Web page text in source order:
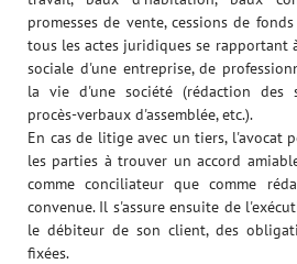
promesses de vente, cessions de
tous les actes juridiques se rapportant
sociale d'une entreprise, de
la vie d'une société (rédaction des
procès-verbaux d'assemblée, etc.).
En cas de litige avec un tiers, l'avocat
les parties à trouver un accord
comme conciliateur que comme
convenue. Il s'assure ensuite de
le débiteur de son client, des
fixées.